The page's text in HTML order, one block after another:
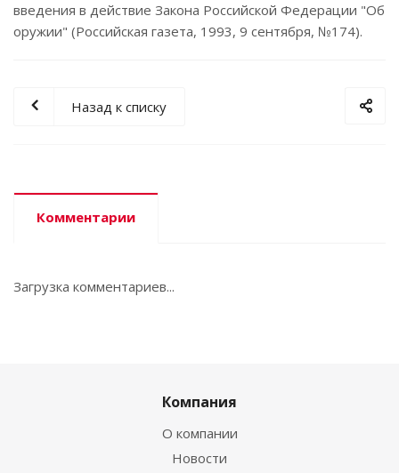
введения в действие Закона Российской Федерации "Об
оружии" (Российская газета, 1993, 9 сентября, №174).
Назад к списку
Комментарии
Загрузка комментариев...
Компания
О компании
Новости